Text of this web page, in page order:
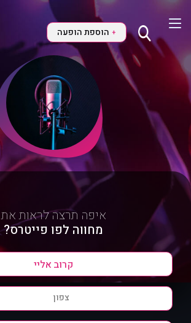
+ הוספת הופעה
איפה תרצה לראות את
מחווה לפו פייטרס?
צפון